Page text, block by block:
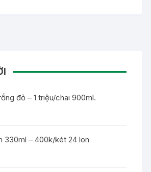
đỏ – 1 triệu/chai 900ml.
330ml – 400k/két 24 lon